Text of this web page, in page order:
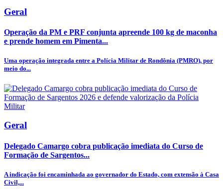
Geral
Operação da PM e PRF conjunta apreende 100 kg de maconha
e prende homem em Pimenta...
Uma operação integrada entre a Polícia Militar de Rondônia (PMRO), por
meio do...
Geral
Delegado Camargo cobra publicação imediata do Curso de
Formação de Sargentos...
A indicação foi encaminhada ao governador do Estado, com extensão à Casa
Civil,...